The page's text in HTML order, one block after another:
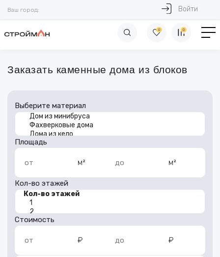
Ваш город: Войти
0 0
Заказать каменные дома из блоков
Выберите материал
Площадь
от м² до м²
Кол-во этажей
Стоимость
от ₽ до ₽